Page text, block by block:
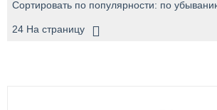
Сортировать по популярности: по
24 На страницу